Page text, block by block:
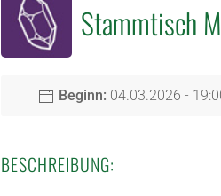
Stammtisch
Beginn: 04.03.2026 -
BESCHREIBUNG: